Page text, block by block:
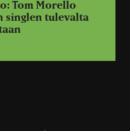
Tom Morello
singlen tulevalta